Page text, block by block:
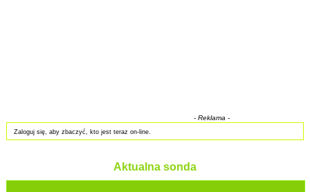
- Reklama -
Zaloguj się, aby zbaczyć, kto jest teraz on-line.
Aktualna sonda